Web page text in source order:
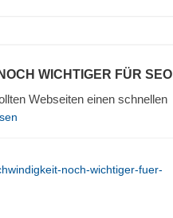
WICHTIGER FÜR SEO
Webseiten einen schnellen
noch-wichtiger-fuer-